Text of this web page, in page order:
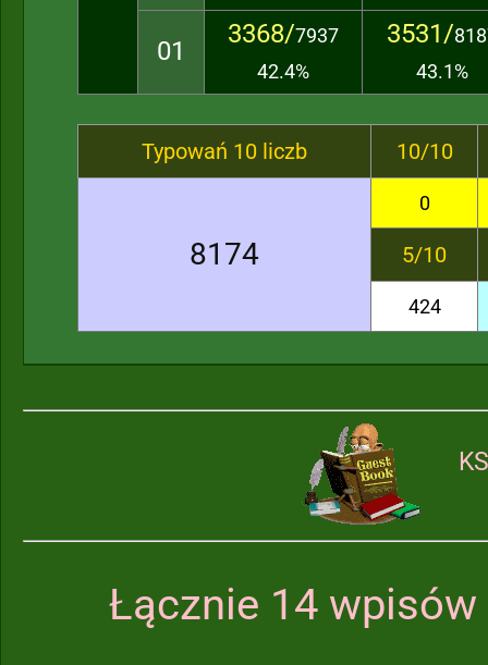
01
3368/7937
42.4%
3531/
43.1%
Typowań 10 liczb 10/10
8174
0
5/10
424
Łącznie 14